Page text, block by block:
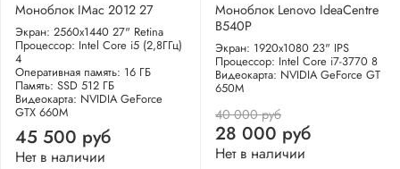
Моноблок IMac 2012 27
Экран: 2560x1440 27" Retina
Процессор: Intel Core i5 (2,8ГГц)
4
Оперативная память: 16 ГБ
Память: SSD 512 ГБ
Видеокарта: NVIDIA GeForce
GTX 660M
45 500 руб
Нет в наличии
Моноблок Lenovo IdeaCentre
B540P
Экран: 1920x1080 23" IPS
Процессор: Intel Core i7-3770 8
Видеокарта: NVIDIA GeForce GT
650M
40 000 руб
28 000 руб
Нет в наличии